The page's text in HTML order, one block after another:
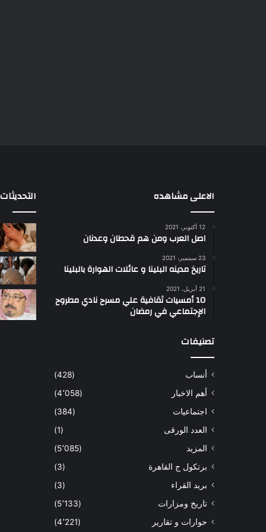
الاعلى مشاهده
12 أكتوبر، 2021
اصل العرب ومن هم قحطان وعدنان
23 سبتمبر، 2021
تاريخ مدينه البلينا و عائلات الهوارة بالبلينا
21 أبريل، 2021
10 أمسيات ثقافية علي مسرح نادي مطروح
الإجتماعي في رمضان
تصنيفات
أنساب
(428)
أهم الاخبار
(4٬058)
اجتماعيات
(384)
العدد الورقى
(1)
المزيد
(5٬085)
برتكول ج القاهرة
(3)
بريد القراء
(3)
تاريخ ومزارات
(5٬133)
حوارات و تقارير
(4٬221)
التحديثات